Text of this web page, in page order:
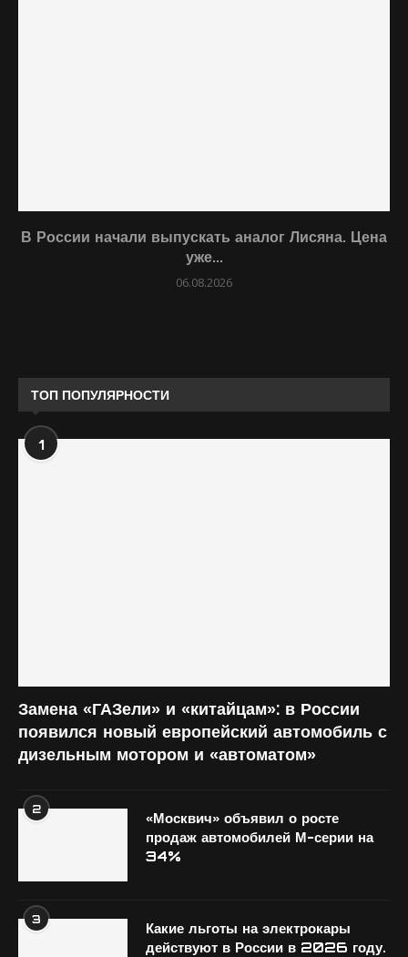
В России начали выпускать аналог Лисяна. Цена
уже...
06.08.2026
ТОП ПОПУЛЯРНОСТИ
1
Замена «ГАЗели» и «китайцам»: в России
появился новый европейский автомобиль с
дизельным мотором и «автоматом»
2
«Москвич» объявил о росте
продаж автомобилей М-серии на
34%
3
Какие льготы на электрокары
действуют в России в 2026 году.